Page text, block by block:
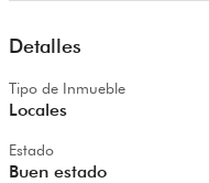
Detalles
Tipo de Inmueble
Locales
Estado
Buen estado